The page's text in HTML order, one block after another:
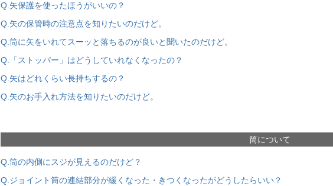
Q.矢保護を使ったほうがいいの？
Q.矢の保管時の注意点を知りたいのだけど。
Q.筒に矢をいれてスーッと落ちるのが良いと聞いたのだけど。
Q.「ストッパー」はどうしていれなくなったの？
Q.矢はどれくらい長持ちするの？
Q.矢のお手入れ方法を知りたいのだけど。
筒について
Q.筒の内側にスジが見えるのだけど？
Q.ジョイント筒の連結部分が緩くなった・きつくなったがどうしたらいい？